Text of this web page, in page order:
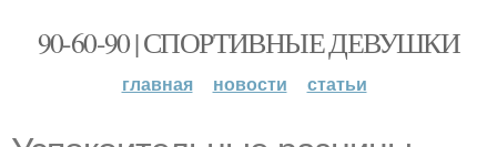
90-60-90 | СПОРТИВНЫЕ ДЕВУШКИ
главная новости статьи